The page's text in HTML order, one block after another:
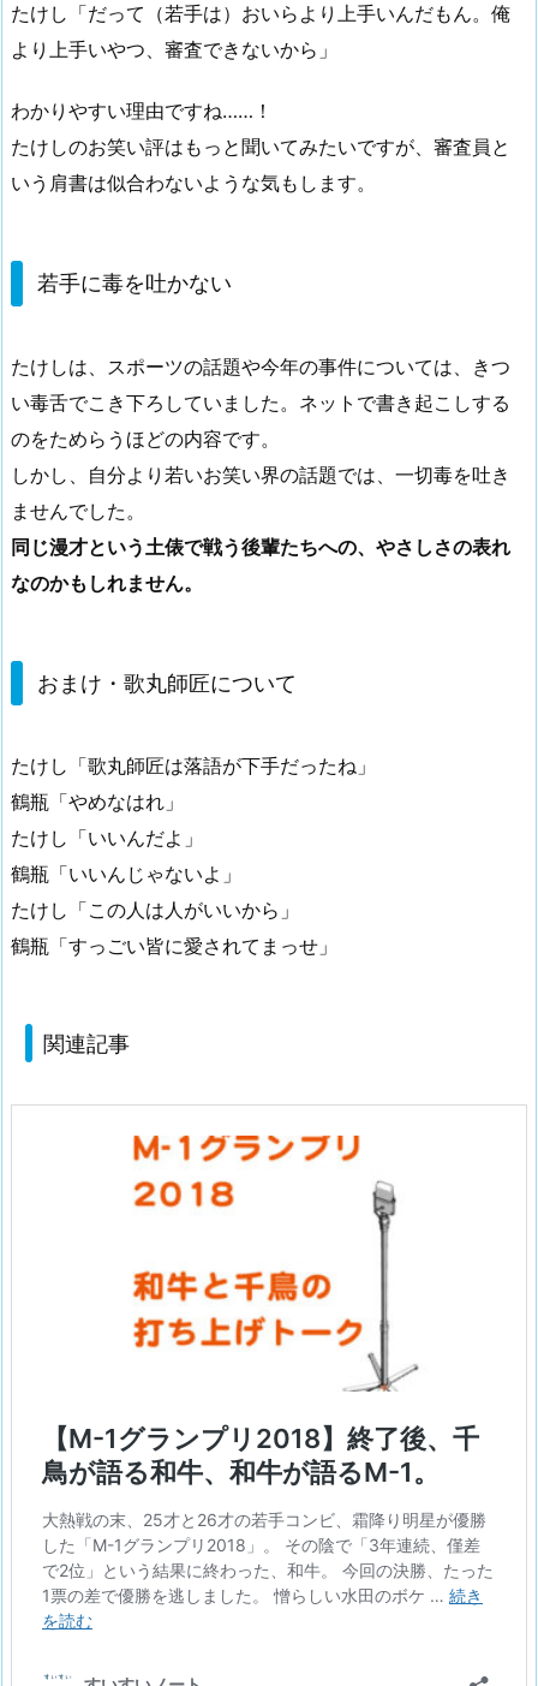
たけし「だって（若手は）おいらより上手いんだもん。俺
より上手いやつ、審査できないから」
わかりやすい理由ですね……！
たけしのお笑い評はもっと聞いてみたいですが、審査員と
いう肩書は似合わないような気もします。
若手に毒を吐かない
たけしは、スポーツの話題や今年の事件については、きつ
い毒舌でこき下ろしていました。ネットで書き起こしする
のをためらうほどの内容です。
しかし、自分より若いお笑い界の話題では、一切毒を吐き
ませんでした。
同じ漫才という土俵で戦う後輩たちへの、やさしさの表れ
なのかもしれません。
おまけ・歌丸師匠について
たけし「歌丸師匠は落語が下手だったね」
鶴瓶「やめなはれ」
たけし「いいんだよ」
鶴瓶「いいんじゃないよ」
たけし「この人は人がいいから」
鶴瓶「すっごい皆に愛されてまっせ」
関連記事